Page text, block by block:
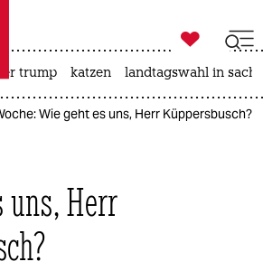
taz zahl ich
zahl ich

taz zahl ich
trump katzen landtagswahl in
Wie geht es uns, Herr Küppersbusch?
uns, Herr